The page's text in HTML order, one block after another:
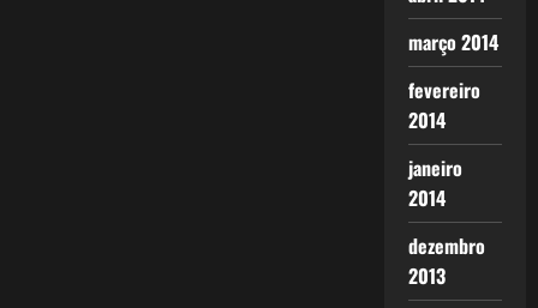
março 2014
fevereiro
2014
janeiro
2014
dezembro
2013